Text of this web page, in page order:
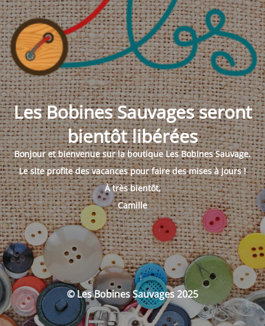
Les Bobines Sauvages seront
bientôt libérées
Bonjour et bienvenue sur la boutique Les Bobines Sauvage.
Le site profite des vacances pour faire des mises à jours !
À très bientôt,
Camille
© Les Bobines Sauvages 2025